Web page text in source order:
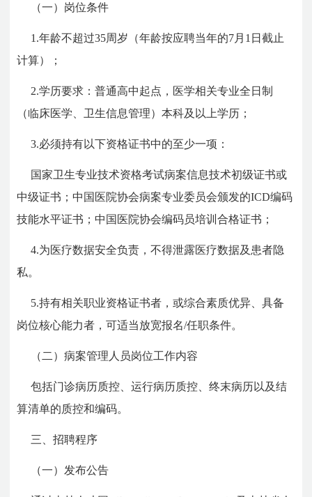
（一）岗位条件
1.年龄不超过35周岁（年龄按应聘当年的7月1日截止
计算）；
2.学历要求：普通高中起点，医学相关专业全日制
（临床医学、卫生信息管理）本科及以上学历；
3.必须持有以下资格证书中的至少一项：
国家卫生专业技术资格考试病案信息技术初级证书或
中级证书；中国医院协会病案专业委员会颁发的ICD编码
技能水平证书；中国医院协会编码员培训合格证书；
4.为医疗数据安全负责，不得泄露医疗数据及患者隐
私。
5.持有相关职业资格证书者，或综合素质优异、具备
岗位核心能力者，可适当放宽报名/任职条件。
（二）病案管理人员岗位工作内容
包括门诊病历质控、运行病历质控、终末病历以及结
算清单的质控和编码。
三、招聘程序
（一）发布公告